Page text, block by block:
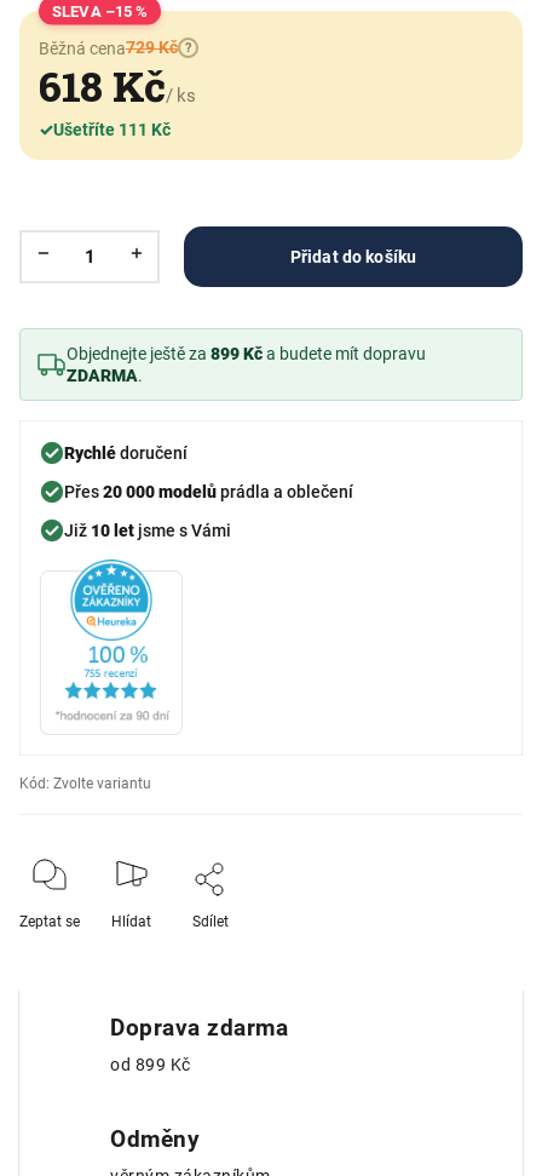
–15 %
Běžná cena729 Kč ?
618 Kč/ ks
✓Ušetříte 111 Kč
Přidat do košíku
Objednejte ještě za 899 Kča budete mít dopravu
ZDARMA.
Rychlédoručení
Přes20 000 modelůprádla a oblečení
Již 10 let jsme s Vámi
Kód: Zvolte variantu
Zeptat se Hlídat Sdílet
Doprava zdarma
od 899 Kč
Odměny